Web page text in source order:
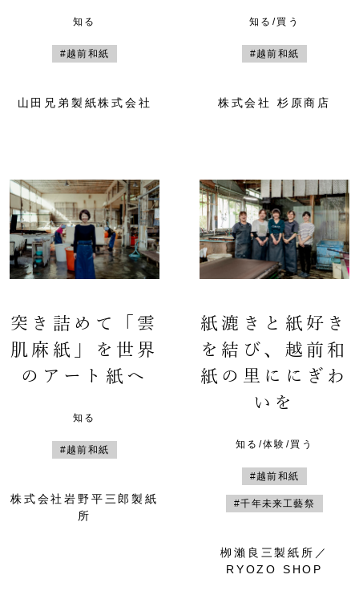
知る
#越前和紙
山田兄弟製紙株式会社
知る/買う
#越前和紙
株式会社 杉原商店
突き詰めて「雲
肌麻紙」を世界
のアート紙へ
知る
#越前和紙
株式会社岩野平三郎製紙
所
紙漉きと紙好き
を結び、越前和
紙の里ににぎわ
いを
知る/体験/買う
#越前和紙
#千年未来工藝祭
栁瀨良三製紙所／
RYOZO SHOP